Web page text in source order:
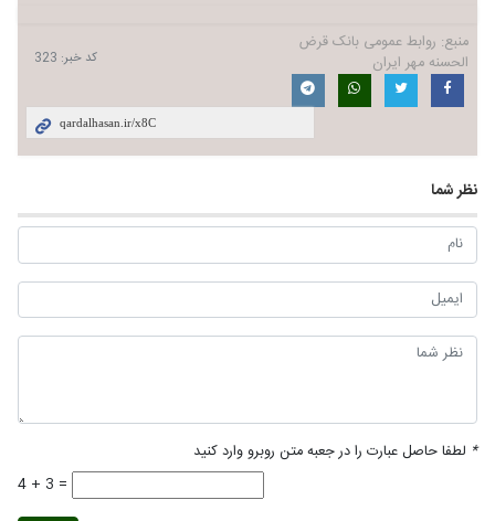
منبع: روابط عمومی بانک قرض
الحسنه مهر ایران
کد خبر: 323
نظر شما
* لطفا حاصل عبارت را در جعبه متن روبرو وارد کنید
4 + 3 =